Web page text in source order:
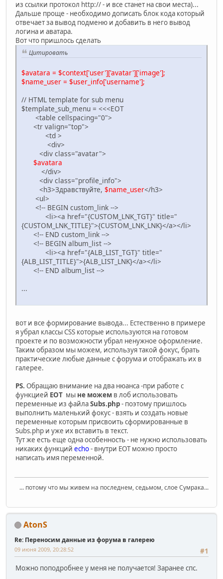
из ссылки протокол http:// - и все станет на свои места)...
Дальше проще - необходимо дописать блок кода который
отвечает за вывод подменю и добавить в него вывод
логина и аватара.
Вот что пришлось сделать
Цитировать
$avatara = $context['user']['avatar']['image'];
$name_user = $user_info['username'];
// HTML template for sub menu
$template_sub_menu = <<<EOT
<table cellspacing="0">
<tr valign="top">
<td >
<div>
<div class="avatar">
$avatara
</div>
<div class="profile_info">
<h3>Здравствуйте, $name_user</h3>
<ul>
<!-- BEGIN custom_link -->
<li><a href="{CUSTOM_LNK_TGT}" title="
{CUSTOM_LNK_TITLE}">{CUSTOM_LNK_LNK}</a></li>
<!-- END custom_link -->
<!-- BEGIN album_list -->
<li><a href="{ALB_LIST_TGT}" title="
{ALB_LIST_TITLE}">{ALB_LIST_LNK}</a></li>
<!-- END album_list -->
...
вот и все формирование вывода... Естественно в примере
я убрал классы CSS которые используются на готовом
проекте и по возможности убрал ненужное оформление.
Таким образом мы можем, используя такой фокус, брать
практические любые данные с форума и отображать их в
галерее.
PS. Обращаю внимание на два нюанса -при работе с
функцией EOT мы не можем в лоб использовать
переменные из файлаSubs.php- поэтому пришлось
выполнить маленький фокус - взять и создать новые
переменные которым присвоить сформированные в
Subs.php и уже их вставить в текст.
Тут же есть еще одна особенность - не нужно использовать
никаких функций echo- внутри EOT можно просто
написать имя переменной.
... потому что мы живем на последнем, седьмом, слое Сумрака...
AtonS
Re: Переносим данные из форума в галерею
#1
09 июня 2009, 20:28:52
Можно поподробнее у меня не получается! Заранее спс.